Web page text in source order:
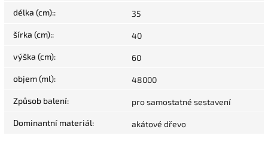
délka (cm):: 35
šírka (cm):: 40
výška (cm): 60
objem (ml): 48000
Způsob balení: pro samostatné sestavení
Dominantní materiál: akátové dřevo